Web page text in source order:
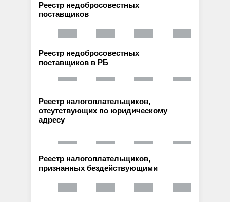
Реестр недобросовестных
поставщиков
Реестр недобросовестных
поставщиков в РБ
Реестр налогоплательщиков,
отсутствующих по юридическому
адресу
Реестр налогоплательщиков,
признанных бездействующими